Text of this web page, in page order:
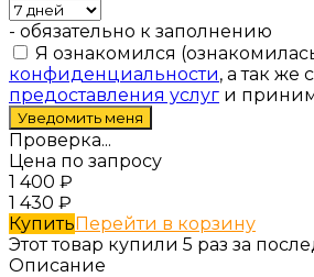
- обязательно к заполнению
Я ознакомился
конфиденциальности, а так же с
предоставления услуг и
Проверка...
Цена по запросу
1 400 ₽
1 430 ₽
КупитьПерейти в корзину
Этот товар купили 5 раз за
Описание